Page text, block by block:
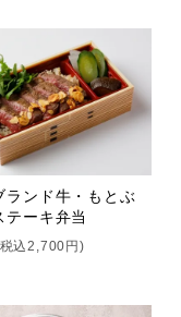
ランド牛・もとぶ
テーキ弁当
込2,700円)